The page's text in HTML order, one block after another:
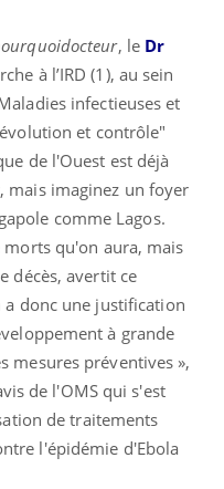
, le Dr
à l’IRD (1), au sein
infectieuses et
et contrôle"
de l'Ouest est déjà
mais imaginez un foyer
comme Lagos.
morts qu'on aura, mais
décès, avertit ce
a donc une justification
à grande
mesures préventives »,
de l'OMS qui s'est
de traitements
l'épidémie d'Ebola